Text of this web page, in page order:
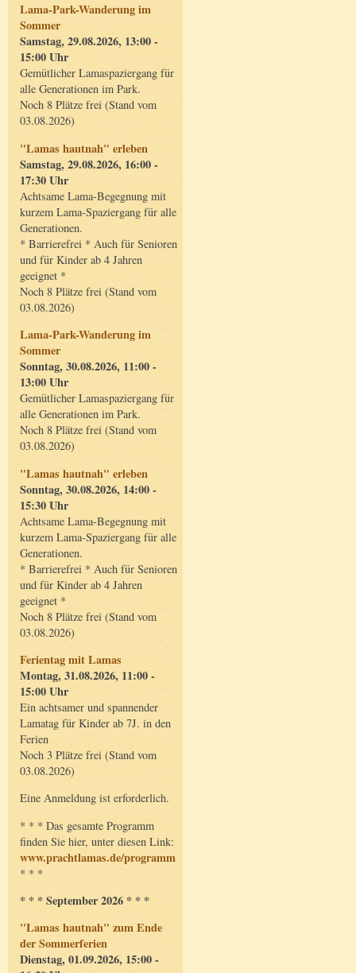
Lama-Park-Wanderung im
Sommer
Samstag, 29.08.2026, 13:00 -
15:00 Uhr
Gemütlicher Lamaspaziergang für
alle Generationen im Park.
Noch 8 Plätze frei (Stand vom
03.08.2026)
"Lamas hautnah" erleben
Samstag, 29.08.2026, 16:00 -
17:30 Uhr
Achtsame Lama-Begegnung mit
kurzem Lama-Spaziergang für alle
Generationen.
* Barrierefrei * Auch für Senioren
und für Kinder ab 4 Jahren
geeignet *
Noch 8 Plätze frei (Stand vom
03.08.2026)
Lama-Park-Wanderung im
Sommer
Sonntag, 30.08.2026, 11:00 -
13:00 Uhr
Gemütlicher Lamaspaziergang für
alle Generationen im Park.
Noch 8 Plätze frei (Stand vom
03.08.2026)
"Lamas hautnah" erleben
Sonntag, 30.08.2026, 14:00 -
15:30 Uhr
Achtsame Lama-Begegnung mit
kurzem Lama-Spaziergang für alle
Generationen.
* Barrierefrei * Auch für Senioren
und für Kinder ab 4 Jahren
geeignet *
Noch 8 Plätze frei (Stand vom
03.08.2026)
Ferientag mit Lamas
Montag, 31.08.2026, 11:00 -
15:00 Uhr
Ein achtsamer und spannender
Lamatag für Kinder ab 7J. in den
Ferien
Noch 3 Plätze frei (Stand vom
03.08.2026)
Eine Anmeldung ist erforderlich.
* * * Das gesamte Programm
finden Sie hier, unter diesen Link:
www.prachtlamas.de/programm
* * *
* * * September 2026 * * *
"Lamas hautnah" zum Ende
der Sommerferien
Dienstag, 01.09.2026, 15:00 -